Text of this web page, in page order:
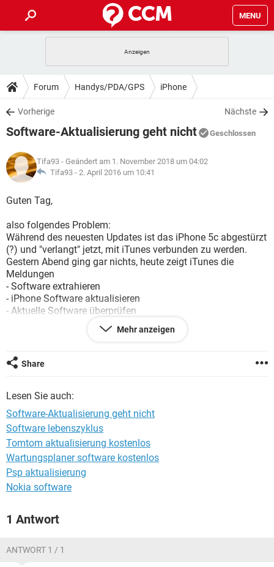
MENU
ANDROID IOS
WINDOWS 10
WHATSAPP TIKTOK
FACEBOOK
TIPPS & TRICKS
SPIELE STREAMING
WHATSAPP TIKTOK
FACEBOOK
DOWNLOADS
SPIELE STREAMING
ANDROID
WINDOWS 10 INSTAGRAM
WHATSAPP
SPIELE STREAMING
ANDROID
WINDOWS 10
WHATSAPP
FACEBOOK HARDWARE
LEXIKON
SPIELE
WINDOWS 10 INSTAGRAM
WHATSAPP TIKTOK
FACEBOOK
Forum Handys/PDA/GPS iPhone
Vorherige Nächste
Software-Aktualisierung geht nicht Geschlossen
Tifa93 - Geändert am 1. November 2018 um 04:02
Tifa93 - 2. April 2016 um 10:41
Guten Tag,
also folgendes Problem:
Während des neuesten Updates ist das iPhone 5c abgestürzt
(?) und "verlangt" jetzt, mit iTunes verbunden zu werden.
Gestern Abend ging gar nichts, heute zeigt iTunes die
Meldungen
- Software extrahieren
- iPhone Software aktualisieren
- Aktuelle Software überprüfen
- iPhone Firmware installieren
wird wieder nach der Verbindung zu iTunes verlangt. Das
Spiel geht von vorne los.
Was könnte das Problem sein und wie löse ich das?
Danke schonmal.
Mehr anzeigen
Share
Lesen Sie auch:
Software-Aktualisierung geht nicht
Software lebenszyklus
Tomtom aktualisierung kostenlos
Wartungsplaner software kostenlos
Psp aktualisierung
Nokia software
1 Antwort
ANTWORT 1 / 1